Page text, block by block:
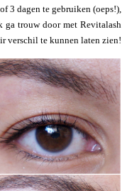
3 dagen te gebruiken (oeps!),
trouw door met Revitalash
verschil te kunnen laten zien!